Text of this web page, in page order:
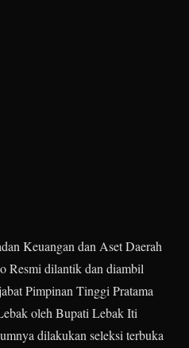
Keuangan dan Aset Daerah
Resmi dilantik dan diambil
Pimpinan Tinggi Pratama
oleh Bupati Lebak Iti
dilakukan seleksi terbuka